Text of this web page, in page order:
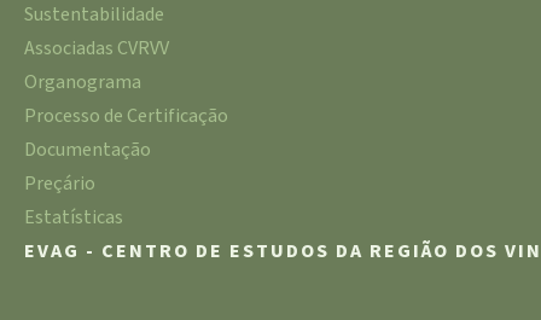
Sustentabilidade
Associadas CVRVV
Organograma
Processo de Certificação
Documentação
Preçário
Estatísticas
EVAG - CENTRO DE ESTUDOS DA REGIÃO DOS